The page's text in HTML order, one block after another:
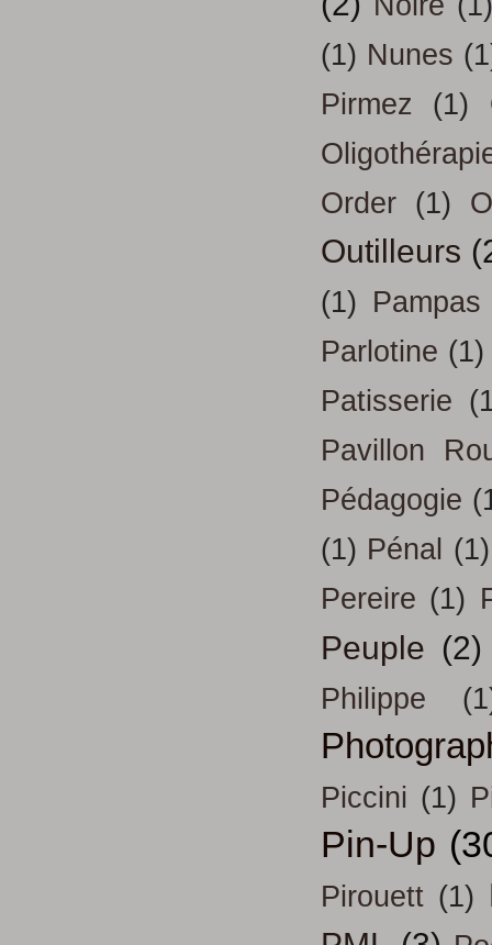
(1) Nunes
Pirmez
(1)
Order (1)
Outilleurs
(1) Pampas
Parlotine (1)
Patisserie
Pavillon
Pédagogie
(1) Pénal (1)
Pereire (1)
Peuple (2)
Philippe
Piccini (1)
Pin-Up
Pirouett (1)